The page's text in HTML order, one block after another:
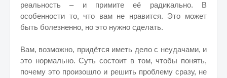
реальность – и примите её радикально. В
особенности то, что вам не нравится. Это может
быть болезненно, но это нужно сделать.
Вам, возможно, придётся иметь дело с неудачами, и
это нормально. Суть состоит в том, чтобы понять,
почему это произошло и решить проблему сразу, не